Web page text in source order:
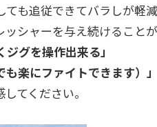
も追従できてバラしが軽減
シャーを与え続けることが
グを操作出来る」
楽にファイトできます）」
てください。